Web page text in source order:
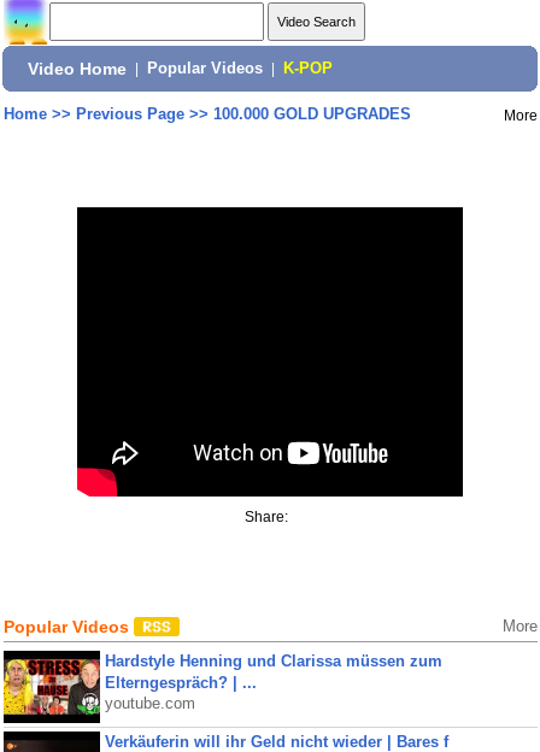
Video Home Popular Videos K-POP
Home>> Previous Page>> 100.000 GOLD UPGRADES More
Share:
Popular Videos More
Hardstyle Henning und Clarissa müssen zum
Elterngespräch? | ...
youtube.com
Verkäuferin will ihr Geld nicht wieder | Bares f